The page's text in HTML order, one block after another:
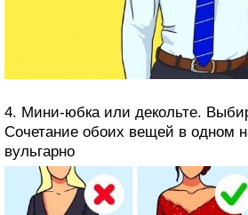
4. Мини-юбка или декольте.
Сочетание обоих вещей в одном
вульгарно